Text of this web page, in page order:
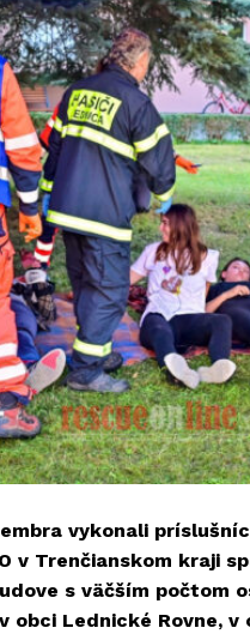
vykonali
v Trenčianskom kraji
s väčším počtom
Lednické Rovne, v